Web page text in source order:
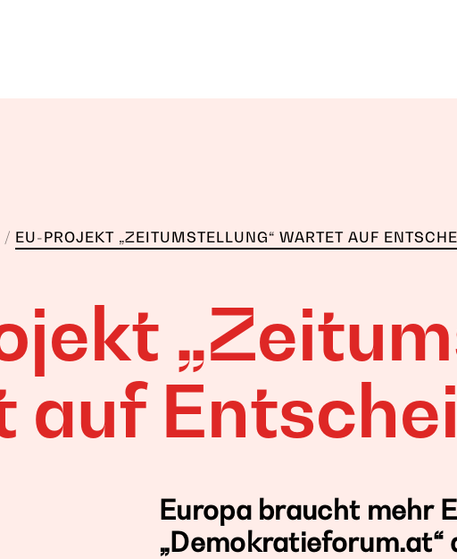
EU-PROJEKT „ZEITUMSTELLUNG“ WARTET AUF
Europa braucht mehr
„Demokratieforum.at“